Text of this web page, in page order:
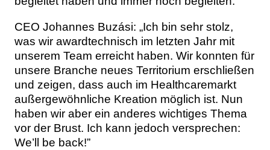
CEO Johannes Buzási: „Ich bin sehr stolz,
was wir awardtechnisch im letzten Jahr mit
unserem Team erreicht haben. Wir konnten für
unsere Branche neues Territorium erschließen
und zeigen, dass auch im Healthcaremarkt
außergewöhnliche Kreation möglich ist. Nun
haben wir aber ein anderes wichtiges Thema
vor der Brust. Ich kann jedoch versprechen:
We’ll be back!”